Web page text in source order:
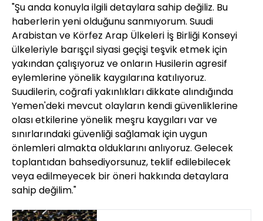
"Şu anda konuyla ilgili detaylara sahip değiliz. Bu
haberlerin yeni olduğunu sanmıyorum. Suudi
Arabistan ve Körfez Arap Ülkeleri İş Birliği Konseyi
ülkeleriyle barışçıl siyasi geçişi teşvik etmek için
yakından çalışıyoruz ve onların Husilerin agresif
eylemlerine yönelik kaygılarına katılıyoruz.
Suudilerin, coğrafi yakınlıkları dikkate alındığında
Yemen'deki mevcut olayların kendi güvenliklerine
olası etkilerine yönelik meşru kaygıları var ve
sınırlarındaki güvenliği sağlamak için uygun
önlemleri almakta olduklarını anlıyoruz. Gelecek
toplantıdan bahsediyorsunuz, teklif edilebilecek
veya edilmeyecek bir öneri hakkında detaylara
sahip değilim."